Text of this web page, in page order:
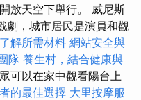
放天空下舉行。 威尼斯
劇，城市居民是演員和觀
解所需材料 網站安全與
隊 養生村，結合健康與
可以在家中觀看陽台上
的最佳選擇 大里按摩服